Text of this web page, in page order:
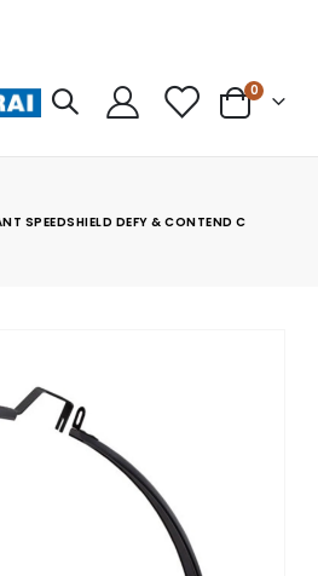
Cart
0prekės
SPEEDSHIELD DEFY & CONTEND C